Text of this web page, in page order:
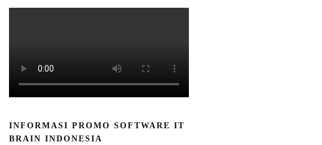
INFORMASI PROMO SOFTWARE IT
BRAIN INDONESIA